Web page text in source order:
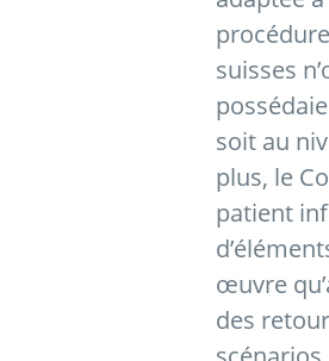
suisses
soit au
plus, le
patient
œuvre
des